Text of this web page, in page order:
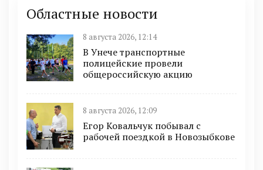
Областные новости
8 августа 2026, 12:14
В Унече транспортные
полицейские провели
общероссийскую акцию
8 августа 2026, 12:09
Егор Ковальчук побывал с
рабочей поездкой в Новозыбкове